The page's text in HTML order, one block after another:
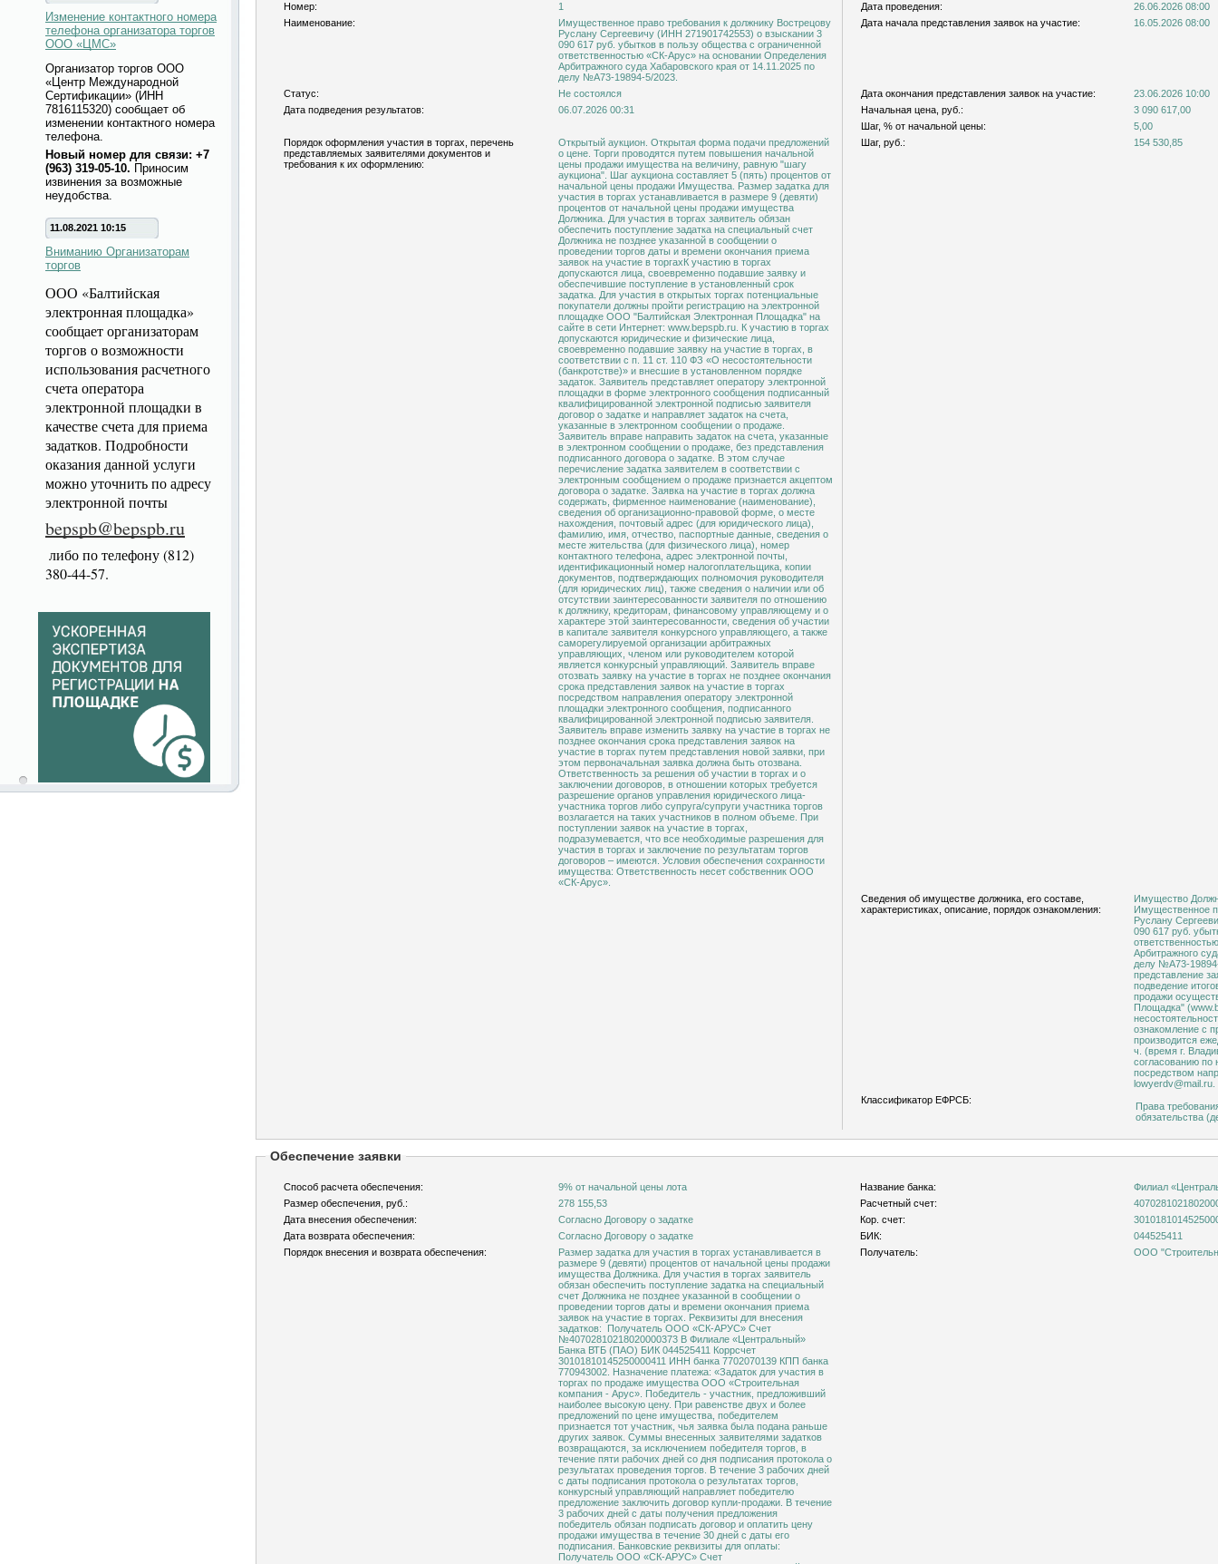
Изменение контактного номера
телефона организатора торгов
ООО «ЦМС»
Организатор торгов ООО
«Центр Международной
Сертификации» (ИНН
7816115320) сообщает об
изменении контактного номера
телефона.
Новый номер для связи: +7
(963) 319-05-10. Приносим
извинения за возможные
неудобства.
11.08.2021 10:15
Вниманию Организаторам
торгов
ООО «Балтийская
электронная площадка»
сообщает организаторам
торгов о возможности
использования расчетного
счета оператора
электронной площадки в
качестве счета для приема
задатков. Подробности
оказания данной услуги
можно уточнить по адресу
электронной почты
bepspb@bepspb.ru
либо по телефону (812)
380-44-57.
Номер: 1 Дата проведения:
26.06.2026 08:00
Наименование:
Имущественное право требования к должнику Вострецову
Руслану Сергеевичу (ИНН 271901742553) о взыскании 3
090 617 руб. убытков в пользу общества с ограниченной
ответственностью «СК-Арус» на основании Определения
Арбитражного суда Хабаровского края от 14.11.2025 по
делу №А73-19894-5/2023.
Дата начала представления заявок на участие: 16.05.2026 08:00
Статус: Не состоялся Дата окончания представления заявок на участие:
23.06.2026 10:00
Дата подведения результатов:
06.07.2026 00:31 Начальная цена, руб.:
3 090 617,00
Шаг, % от начальной цены:
5,00
Порядок оформления участия в торгах, перечень
представляемых заявителями документов и
требования к их оформлению:
Открытый аукцион. Открытая форма подачи предложений
о цене. Торги проводятся путем повышения начальной
цены продажи имущества на величину, равную "шагу
аукциона". Шаг аукциона составляет 5 (пять) процентов от
начальной цены продажи Имущества. Размер задатка для
участия в торгах устанавливается в размере 9 (девяти)
процентов от начальной цены продажи имущества
Должника. Для участия в торгах заявитель обязан
обеспечить поступление задатка на специальный счет
Должника не позднее указанной в сообщении о
проведении торгов даты и времени окончания приема
заявок на участие в торгахК участию в торгах
допускаются лица, своевременно подавшие заявку и
обеспечившие поступление в установленный срок
задатка. Для участия в открытых торгах потенциальные
покупатели должны пройти регистрацию на электронной
площадке ООО "Балтийская Электронная Площадка" на
сайте в сети Интернет: www.bepspb.ru. К участию в торгах
допускаются юридические и физические лица,
своевременно подавшие заявку на участие в торгах, в
соответствии с п. 11 ст. 110 ФЗ «О несостоятельности
(банкротстве)» и внесшие в установленном порядке
задаток. Заявитель представляет оператору электронной
площадки в форме электронного сообщения подписанный
квалифицированной электронной подписью заявителя
договор о задатке и направляет задаток на счета,
указанные в электронном сообщении о продаже.
Заявитель вправе направить задаток на счета, указанные
в электронном сообщении о продаже, без представления
подписанного договора о задатке. В этом случае
перечисление задатка заявителем в соответствии с
электронным сообщением о продаже признается акцептом
договора о задатке. Заявка на участие в торгах должна
содержать, фирменное наименование (наименование),
сведения об организационно-правовой форме, о месте
нахождения, почтовый адрес (для юридического лица),
фамилию, имя, отчество, паспортные данные, сведения о
месте жительства (для физического лица), номер
контактного телефона, адрес электронной почты,
идентификационный номер налогоплательщика, копии
документов, подтверждающих полномочия руководителя
(для юридических лиц), также сведения о наличии или об
отсутствии заинтересованности заявителя по отношению
к должнику, кредиторам, финансовому управляющему и о
характере этой заинтересованности, сведения об участии
в капитале заявителя конкурсного управляющего, а также
саморегулируемой организации арбитражных
управляющих, членом или руководителем которой
является конкурсный управляющий. Заявитель вправе
отозвать заявку на участие в торгах не позднее окончания
срока представления заявок на участие в торгах
посредством направления оператору электронной
площадки электронного сообщения, подписанного
квалифицированной электронной подписью заявителя.
Заявитель вправе изменить заявку на участие в торгах не
позднее окончания срока представления заявок на
участие в торгах путем представления новой заявки, при
этом первоначальная заявка должна быть отозвана.
Ответственность за решения об участии в торгах и о
заключении договоров, в отношении которых требуется
разрешение органов управления юридического лица-
участника торгов либо супруга/супруги участника торгов
возлагается на таких участников в полном объеме. При
поступлении заявок на участие в торгах,
подразумевается, что все необходимые разрешения для
участия в торгах и заключение по результатам торгов
договоров – имеются. Условия обеспечения сохранности
имущества: Ответственность несет собственник ООО
«СК-Арус».
Шаг, руб.: 154 530,85
Сведения об имуществе должника, его составе,
характеристиках, описание, порядок ознакомления:
Имущество
Имущественное
Руслану
090 617 руб.
Арбитражного
делу №А73-19894-5/2023.
представление
подведение
продажи
Площадка"
ознакомление с
производится
ч. (время г.
согласованию по
посредством
lowyerdv@mail.ru.
Классификатор ЕФРСБ:
Права
обязательства
Обеспечение заявки
Способ расчета обеспечения: 9% от начальной цены лота Название банка:
Филиал
Размер обеспечения, руб.:
278 155,53 Расчетный счет:
Дата внесения обеспечения:
Согласно Договору о задатке Кор. счет:
Дата возврата обеспечения:
Согласно Договору о задатке БИК:
044525411
Порядок внесения и возврата обеспечения:
Размер задатка для участия в торгах устанавливается в
размере 9 (девяти) процентов от начальной цены продажи
имущества Должника. Для участия в торгах заявитель
обязан обеспечить поступление задатка на специальный
счет Должника не позднее указанной в сообщении о
проведении торгов даты и времени окончания приема
заявок на участие в торгах. Реквизиты для внесения
задатков: Получатель ООО «СК-АРУС» Счет
№40702810218020000373 В Филиале «Центральный»
Банка ВТБ (ПАО) БИК 044525411 Коррсчет
30101810145250000411 ИНН банка 7702070139 КПП банка
770943002. Назначение платежа: «Задаток для участия в
торгах по продаже имущества ООО «Строительная
компания - Арус». Победитель - участник, предложивший
наиболее высокую цену. При равенстве двух и более
предложений по цене имущества, победителем
признается тот участник, чья заявка была подана раньше
других заявок. Суммы внесенных заявителями задатков
возвращаются, за исключением победителя торгов, в
течение пяти рабочих дней со дня подписания протокола о
результатах проведения торгов. В течение 3 рабочих дней
с даты подписания протокола о результатах торгов,
конкурсный управляющий направляет победителю
предложение заключить договор купли-продажи. В течение
3 рабочих дней с даты получения предложения
победитель обязан подписать договор и оплатить цену
продажи имущества в течение 30 дней с даты его
подписания. Банковские реквизиты для оплаты:
Получатель ООО «СК-АРУС» Счет
Получатель: ООО